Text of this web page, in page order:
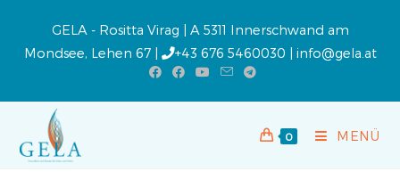
GELA - Rositta Virag | A 5311 Innerschwand am
Mondsee, Lehen 67 |
+43 676 5460030 | info@gela.at
0 MENÜ